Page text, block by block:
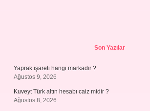
Son Yazılar
Yaprak işareti hangi markadır ?
Ağustos 9, 2026
Kuveyt Türk altın hesabı caiz midir ?
Ağustos 8, 2026